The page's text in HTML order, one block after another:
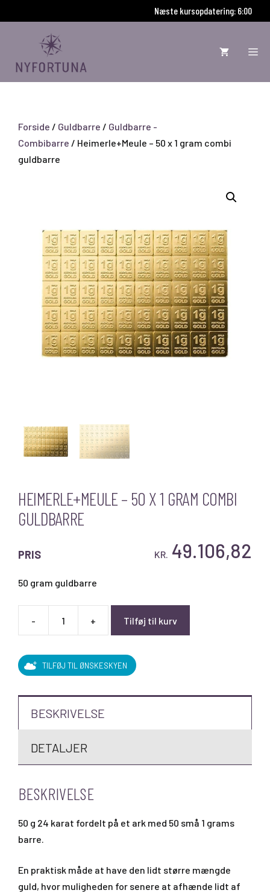
til
Næste kursopdatering: 5:59
Forside / Guldbarre / Guldbarre -
Combibarre / Heimerle+Meule – 50 x 1 gram combi
guldbarre
HEIMERLE+MEULE – 50 X 1 GRAM COMBI
GULDBARRE
PRIS KR. 49.106,82
50 gram guldbarre
-
Heimerle+Meule
50
x
1
+ Tilføj til kurv
TILFØJ TIL ØNSKESKYEN
BESKRIVELSE
DETALJER
BESKRIVELSE
50 g 24 karat fordelt på et ark med 50 små 1 grams
barre.
En praktisk måde at have den lidt større mængde
guld, hvor muligheden for senere at afhænde lidt af